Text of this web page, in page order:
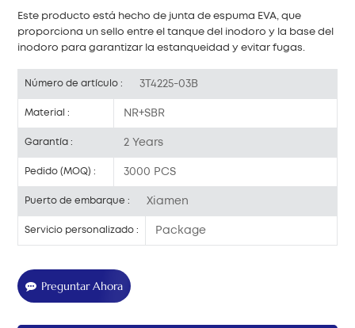
Este producto está hecho de junta de espuma EVA, que
proporciona un sello entre el tanque del inodoro y la base del
inodoro para garantizar la estanqueidad y evitar fugas.
Número de artículo : 3T4225-03B
Material : NR+SBR
Garantía : 2 Years
Pedido (MOQ) : 3000 PCS
Puerto de embarque : Xiamen
Servicio personalizado : Package
Preguntar Ahora